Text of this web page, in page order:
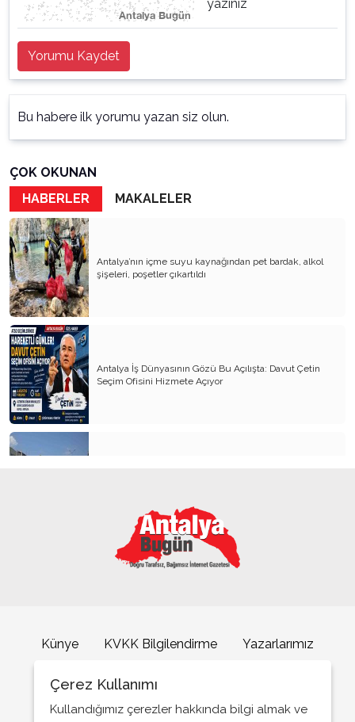
yazınız
Yorumu Kaydet
Bu habere ilk yorumu yazan siz olun.
ÇOK OKUNAN
HABERLER
MAKALELER
Antalya’nın içme suyu kaynağından pet bardak, alkol
şişeleri, poşetler çıkartıldı
Antalya İş Dünyasının Gözü Bu Açılışta: Davut Çetin
Seçim Ofisini Hizmete Açıyor
Büyükşehrin sahipsiz sokak kedilerine özel mobil
Künye KVKK Bilgilendirme
Yazarlarımız
Çerez Kullanımı
Kullandığımız çerezler hakkında bilgi almak ve